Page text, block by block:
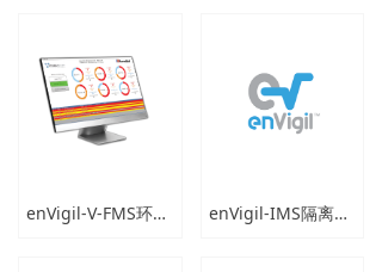
enVigil-V-FMS环境监测系统 enVigil-IMS隔离器环境监测系统